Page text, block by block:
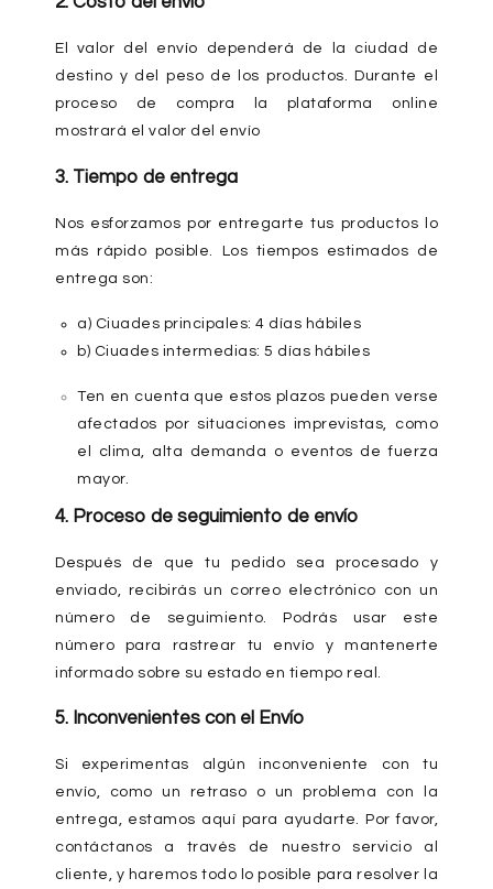
El valor del envío dependerá de la ciudad de
destino y del peso de los productos. Durante el
proceso de compra la plataforma online
mostrará el valor del envío
3. Tiempo de entrega
Nos esforzamos por entregarte tus productos lo
más rápido posible. Los tiempos estimados de
entrega son:
a) Ciuades principales: 4 días hábiles
b) Ciuades intermedias: 5 días hábiles
Ten en cuenta que estos plazos pueden verse
afectados por situaciones imprevistas, como
el clima, alta demanda o eventos de fuerza
mayor.
4. Proceso de seguimiento de envío
Después de que tu pedido sea procesado y
enviado, recibirás un correo electrónico con un
número de seguimiento. Podrás usar este
número para rastrear tu envío y mantenerte
informado sobre su estado en tiempo real.
5. Inconvenientes con el Envío
Si experimentas algún inconveniente con tu
envío, como un retraso o un problema con la
entrega, estamos aquí para ayudarte. Por favor,
contáctanos a través de nuestro servicio al
cliente, y haremos todo lo posible para resolver la